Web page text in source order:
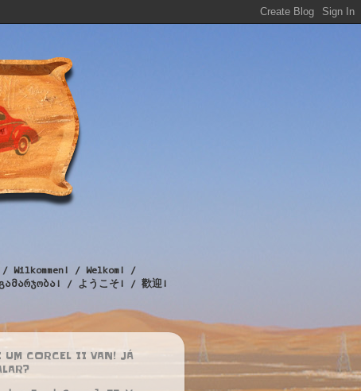
/ Welkom! /
/ ようこそ! / 歡迎!
UM CORCEL II VAN! JÁ